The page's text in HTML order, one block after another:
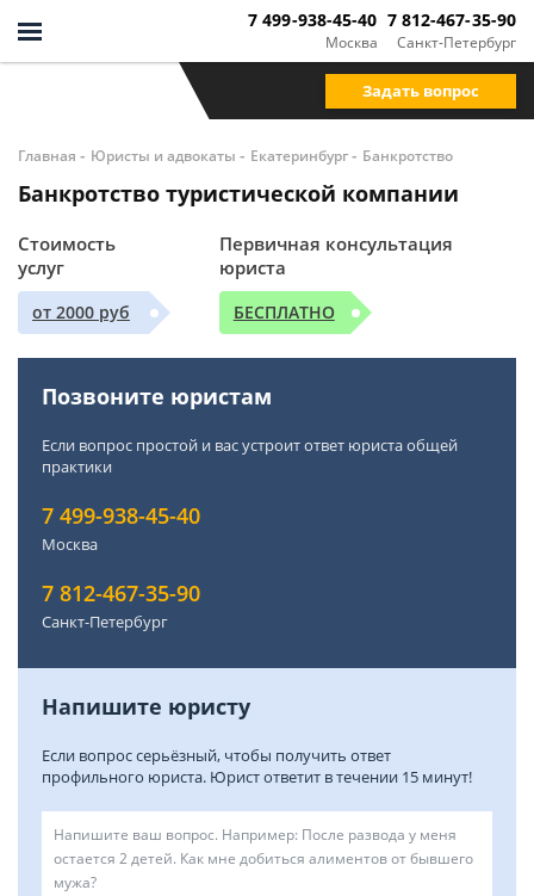
Москва
7 499-938-45-40
Санкт-Петербург
7 812-467-35-90
Задать вопрос
Главная - Юристы и адвокаты - Екатеринбург- Банкротство
Банкротство туристической компании
Стоимость
услуг
от 2000 руб
Первичная консультация
юриста
БЕСПЛАТНО
Позвоните юристам
Если вопрос простой и вас устроит ответ юриста общей
практики
7 499-938-45-40
Москва
7 812-467-35-90
Санкт-Петербург
Напишите юристу
Если вопрос серьёзный, чтобы получить ответ
профильного юриста. Юрист ответит в течении 15 минут!